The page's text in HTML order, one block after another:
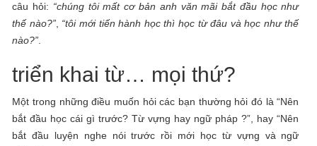
câu hỏi: “chúng tôi mất cơ bản anh văn mãi bắt đầu học như
thế nào?”, “tôi mới tiến hành học thì học từ đâu và học như thế
nào?”
triển khai từ… mọi thứ?
Một trong những điều muốn hỏi các bạn thường hỏi đó là “Nên
bắt đầu học cái gì trước? Từ vựng hay ngữ pháp ?”, hay “Nên
bắt đầu luyện nghe nói trước rồi mới học từ vựng và ngữ